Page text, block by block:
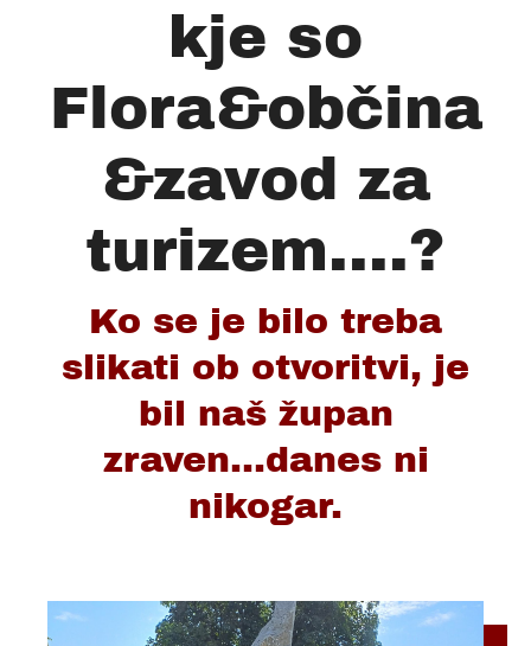
kje so
Flora&občina
&zavod za
turizem....?
Ko se je bilo treba
slikati ob otvoritvi, je
bil naš župan
zraven...danes ni
nikogar.